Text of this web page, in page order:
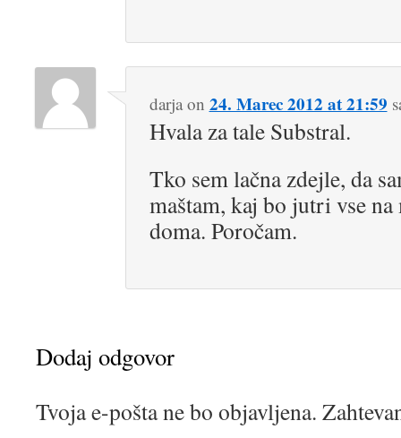
darjaon 24. Marec 2012 at 21:59
Hvala za tale Substral.
Tko sem lačna zdejle, da
maštam, kaj bo jutri vse
doma. Poročam.
Dodaj odgovor
Tvoja e-pošta ne bo objavljena.